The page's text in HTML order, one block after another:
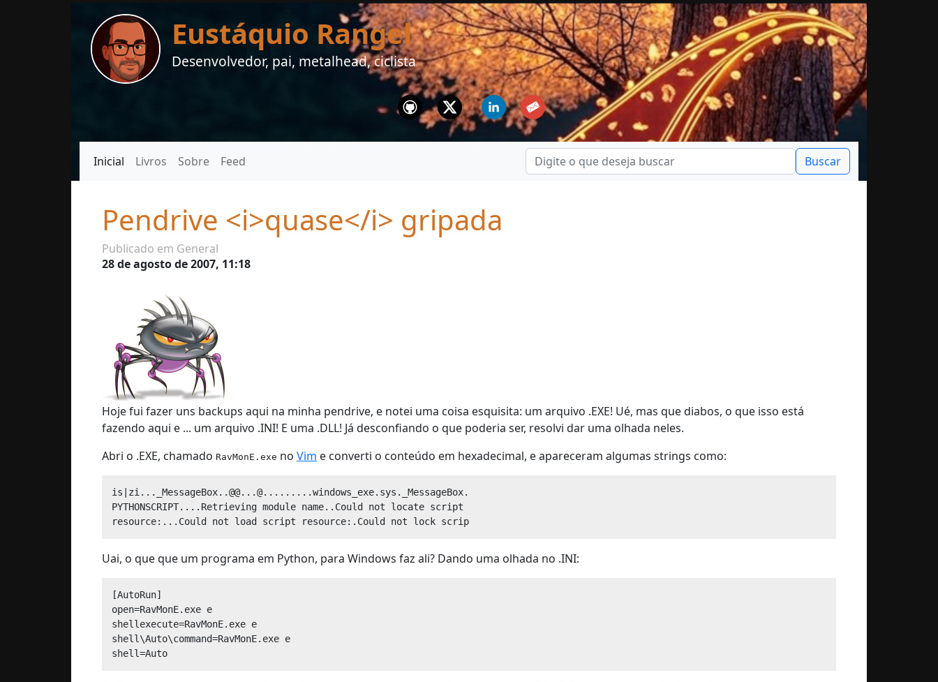
Eustáquio Rangel
Desenvolvedor, pai, metalhead, ciclista
GithubTwitterLinkedinEmail
Inicial Livros Sobre Feed
Pendrive <i>quase</i> gripada
Publicado em General
28 de agosto de 2007, 11:18
Hoje fui fazer uns backups aqui na minha pendrive, e notei uma coisa esquisita: um arquivo .EXE! Ué, mas que diabos, o que isso está
fazendo aqui e ... um arquivo .INI! E uma .DLL! Já desconfiando o que poderia ser, resolvi dar uma olhada neles.
Abri o .EXE, chamado RavMonE.exe no Vim e converti o conteúdo em hexadecimal, e apareceram algumas strings como:
is|zi..._MessageBox..@@...@.........windows_exe.sys._MessageBox.
PYTHONSCRIPT....Retrieving module name..Could not locate script
Uai, o que que um programa em Python, para Windows faz ali? Dando uma olhada no .INI:
[AutoRun]
open=RavMonE.exe e
shellexecute=RavMonE.exe e
shell\Auto\command=RavMonE.exe e